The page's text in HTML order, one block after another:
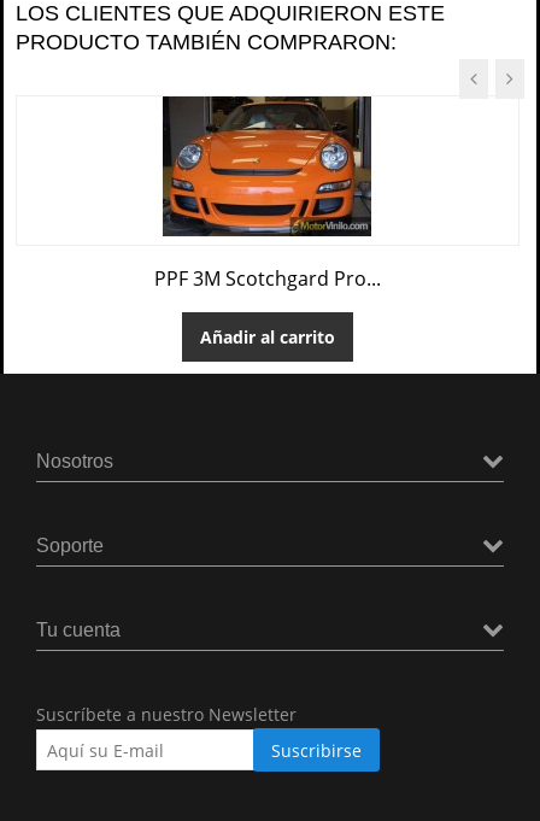
LOS CLIENTES QUE ADQUIRIERON ESTE
PRODUCTO TAMBIÉN COMPRARON:
PPF 3M Scotchgard Pro...
Añadir al carrito
Nosotros
Soporte
Tu cuenta
Suscríbete a nuestro Newsletter